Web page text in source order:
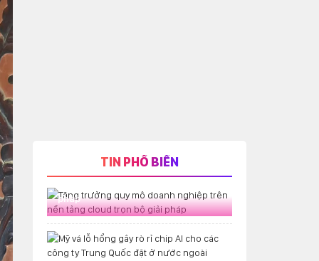
TIN PHỔ BIẾN
Tăng trưởng quy mô doanh nghiệp
pháp